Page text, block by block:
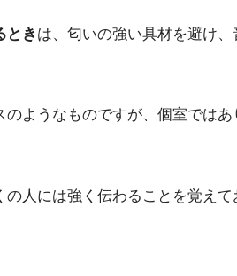
とき は、匂いの強い具材を避け、
ようなものですが、個室ではあ
人には強く伝わることを覚えて